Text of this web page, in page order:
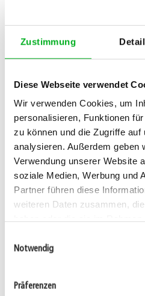
Zustimmung
Diese Webseite verwendet
Wir verwenden Cookies, um
personalisieren, Funktionen
zu können und die Zugriffe auf
analysieren. Außerdem geben
Verwendung unserer Website
soziale Medien, Werbung und
Partner führen diese
weiteren Daten zusammen,
Notwendig
Präferenzen
précise et il est directement
Si l’on fait des erreurs dans la
très difficile de les réparer par
des rouleaux de gazon.
Avec le gazon en rouleau,
directement d’un beau gazon
évident aussi que la variante
plus onéreuse que
Une contribution de:
Conseiller spécialisé dans le